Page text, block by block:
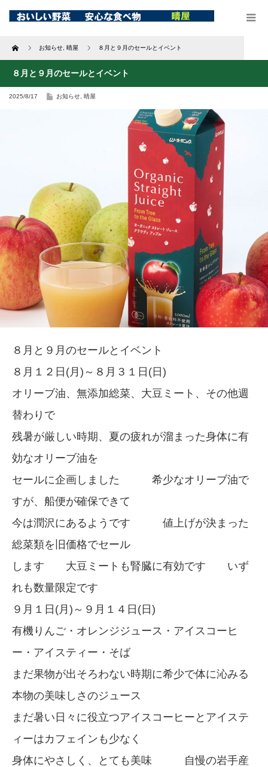
Home お知らせ 晴屋 ８月と９月のセールとイベント
８月と９月のセールとイベント
2025/8/17 お知らせ 晴屋
８月と９月のセールとイベント
８月１２日(月)～８月３１日(日)
オリーブ油、無添加総菜、大豆ミート、その他週
替わりで
残暑が厳しい時期、夏の疲れが溜まった身体に有
効なオリーブ油を
セールに企画しました 希少なオリーブ油で
すが、船便が確保できて
今は潤沢にあるようです 値上げが決まった
総菜類を旧価格でセール
します 大豆ミートも腎臓に有効です いず
れも数量限定です
９月１日(月)～９月１４日(日)
有機りんご・オレンジジュース・アイスコーヒ
ー・アイスティー・そば
まだ果物が出そろわない時期に希少で体に沁みる
本物の美味しさのジュース
まだ暑い日々に役立つアイスコーヒーとアイステ
ィーはカフェインも少なく
身体にやさしく、とても美味 自慢の岩手産